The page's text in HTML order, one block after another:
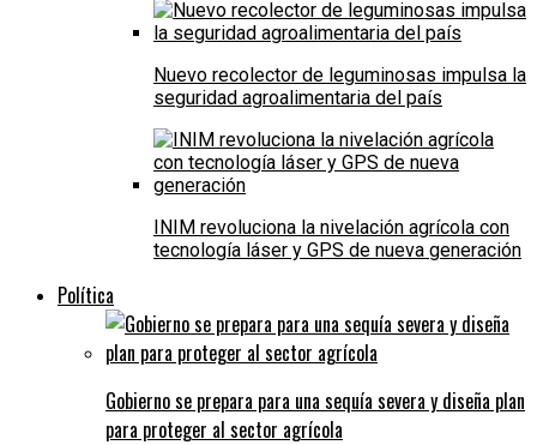
Nuevo recolector de leguminosas impulsa la
seguridad agroalimentaria del país
INIM revoluciona la nivelación agrícola con
tecnología láser y GPS de nueva generación
Política
Gobierno se prepara para una sequía severa y diseña plan
para proteger al sector agrícola